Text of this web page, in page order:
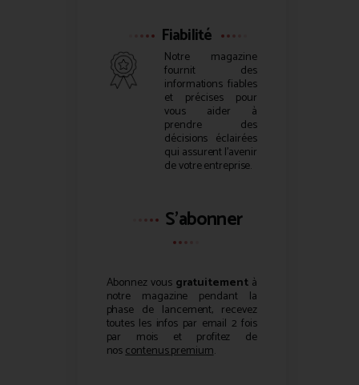
Fiabilité
Notre magazine
fournit des
informations fiables
et précises pour
vous aider à
prendre des
décisions éclairées
qui assurent l’avenir
de votre entreprise.
S'abonner
Abonnez vous gratuitementà
notre magazine pendant la
phase de lancement, recevez
toutes les infos par email 2 fois
par mois et profitez de
noscontenus premium.